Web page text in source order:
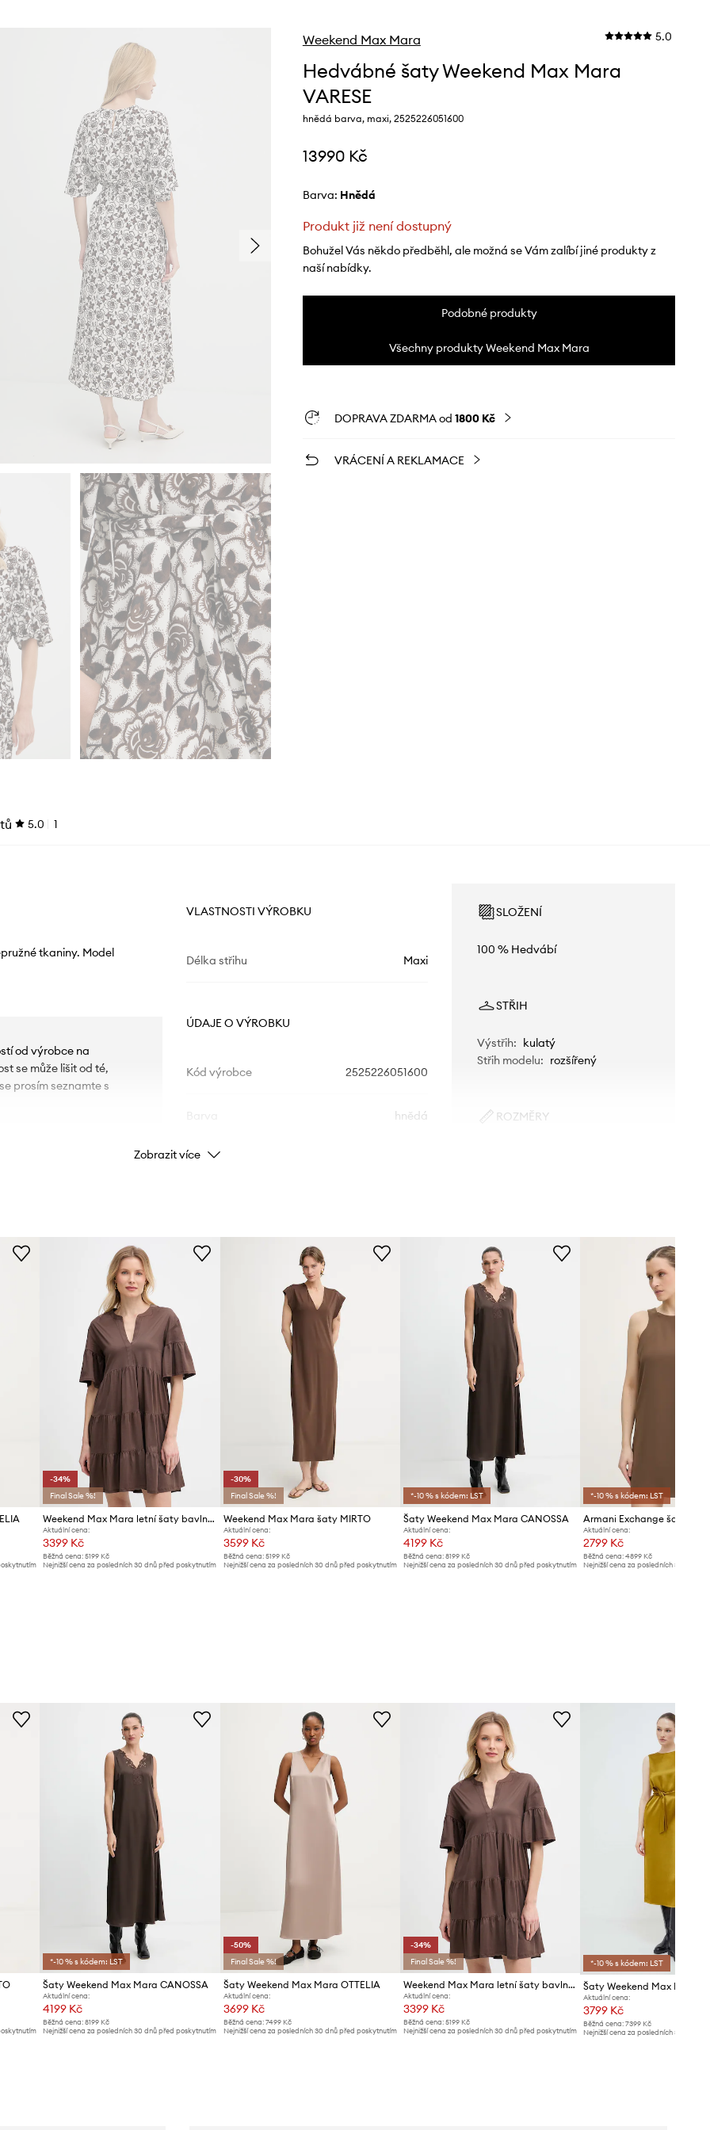
Weekend Max Mara 5.0
Hedvábné šaty Weekend Max Mara
VARESE
hnědá barva, maxi, 2525226051600
13990 Kč
Barva: hnědá
Produkt již není dostupný
Bohužel Vás někdo předběhl, ale možná se Vám zalíbí jiné produkty z
naší nabídky.
Podobné produkty
Všechny produkty Weekend Max Mara
DOPRAVA ZDARMA od 1800 Kč
VRÁCENÍ A REKLAMACE
5.0 1
tkaniny. Model
od výrobce na
se může lišit od té,
prosím seznamte s
VLASTNOSTI VÝROBKU
Délka střihu Maxi
ÚDAJE O VÝROBKU
Kód výrobce 2525226051600
hnědá
Značka
SLOŽENÍ
100 % Hedvábí
STŘIH
Výstřih:
kulatý
Střih modelu: rozšířený
ROZMĚRY
Velikosti uvedené v obchodě byly
přepočítány na standardní evropskou
tabulku velikostí. Na etiketě
dodaného produktu je uvedeno
původní označení výrobce.
Tabulka velikosti
Zobrazit více
-34%
Final Sale %!
Weekend Max Mara letní šaty bavlněné SAGGINA
Aktuální cena:
3399 Kč
Běžná cena: 5199 Kč
Nejnižší cena za posledních 30 dnů před poskytnutím
-30%
Final Sale %!
Weekend Max Mara šaty MIRTO
Aktuální cena:
3599 Kč
Běžná cena: 5199 Kč
Nejnižší cena za posledních 30 dnů před poskytnutím
*-10 % s kódem: LST
Šaty Weekend Max Mara CANOSSA
Aktuální cena:
4199 Kč
Běžná cena:8199 Kč
Nejnižší cena za posledních 30 dnů před poskytnutím
*-10 % s kódem: LST
Armani Exchange šaty
Aktuální cena:
2799 Kč
Běžná cena: 4899 Kč
Nejnižší cena za posledních 30 dnů
*-10 % s kódem: LST
Šaty Weekend Max Mara CANOSSA
Aktuální cena:
4199 Kč
Běžná cena: 8199 Kč
Nejnižší cena za posledních 30 dnů před poskytnutím
-50%
Final Sale %!
Šaty Weekend Max Mara OTTELIA
Aktuální cena:
3699 Kč
Běžná cena: 7499 Kč
Nejnižší cena za posledních 30 dnů před poskytnutím
-34%
Final Sale %!
Weekend Max Mara letní šaty bavlněné SAGGINA
Aktuální cena:
3399 Kč
Běžná cena:5199 Kč
Nejnižší cena za posledních 30 dnů před poskytnutím
*-10 % s kódem: LST
Šaty Weekend Max Mara
Aktuální cena:
3799 Kč
Běžná cena: 7399 Kč
Nejnižší cena za posledních 30 dnů